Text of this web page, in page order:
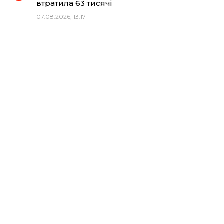
втратила 63 тисячі
07.08.2026, 13:17